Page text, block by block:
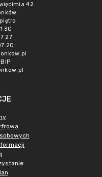
42
30
27
20